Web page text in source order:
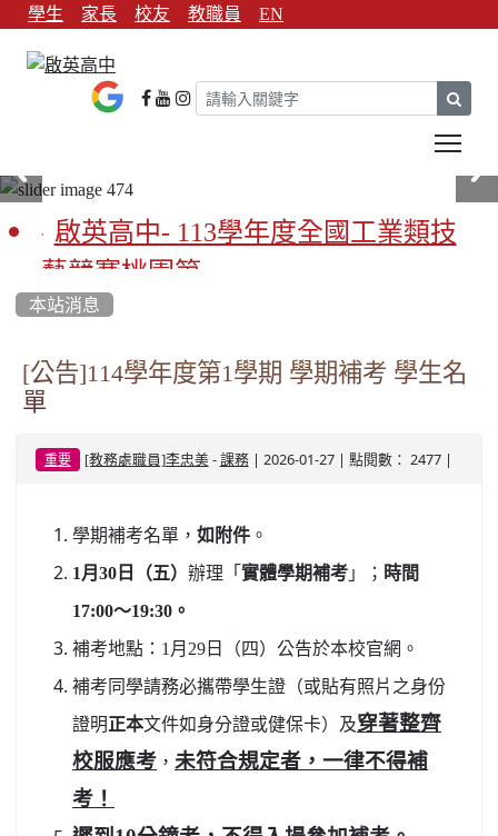
學生 家長 校友 教職員 EN
啟英高中- 113學年度全國工業類技
藝競賽桃園第一
啟英高中-113學年全國學生家事類技
藝競賽榮獲1支金手獎3支優勝
第一
北台灣私校第一
啟英高中-汽車科榮耀桃園
啟英高中-時尚科桃園第一
本站消息
[公告]114學年度第1學期 學期補考 學生名
單
重要 [教務處職員]李忠美- 課務| 2026-01-27 | 點閱數： 2477 |
學期補考名單， 如附件 。
1 月30日（五） 辦理「 實體學期補考 」； 時間
17:00～19:30。
補考地點：1月29日（四）公告於本校官網。
補考同學請務必攜帶學生證（或貼有照片之身份
證明正本文件如身分證或健保卡）及穿著整齊
校服應考 ， 未符合規定者，一律不得補
考！